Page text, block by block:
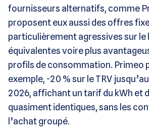
fournisseurs alternatifs, comme
proposent eux aussi des offres
particulièrement agressives sur le
équivalentes voire plus
profils de consommation. Primeo
exemple, -20 % sur le TRV
2026, affichant un tarif du kWh et
quasiment identiques, sans les
l’achat groupé.